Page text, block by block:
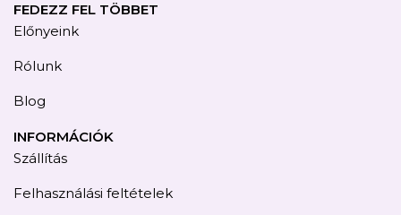
FEDEZZ FEL TÖBBET
Előnyeink
Rólunk
Blog
INFORMÁCIÓK
Szállítás
Felhasználási feltételek